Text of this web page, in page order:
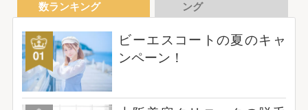
数ランキング
ング
ビーエスコートの夏のキャ
ンペーン！